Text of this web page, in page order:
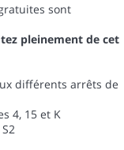
sont
pleinement de cet
différents arrêts de
4, 15 et K